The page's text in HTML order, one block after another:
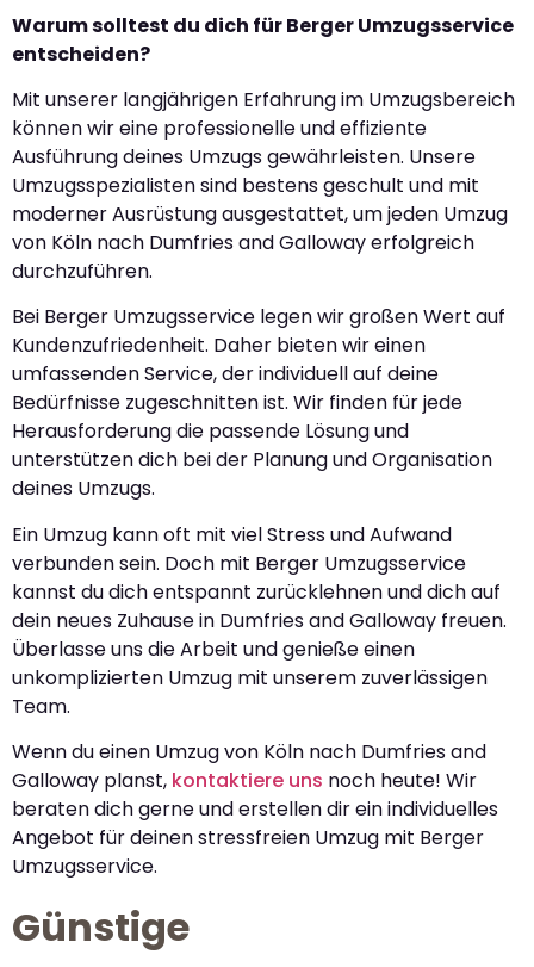
Warum solltest du dich für Berger Umzugsservice
entscheiden?
Mit unserer langjährigen Erfahrung im Umzugsbereich
können wir eine professionelle und effiziente
Ausführung deines Umzugs gewährleisten. Unsere
Umzugsspezialisten sind bestens geschult und mit
moderner Ausrüstung ausgestattet, um jeden Umzug
von Köln nach Dumfries and Galloway erfolgreich
durchzuführen.
Bei Berger Umzugsservice legen wir großen Wert auf
Kundenzufriedenheit. Daher bieten wir einen
umfassenden Service, der individuell auf deine
Bedürfnisse zugeschnitten ist. Wir finden für jede
Herausforderung die passende Lösung und
unterstützen dich bei der Planung und Organisation
deines Umzugs.
Ein Umzug kann oft mit viel Stress und Aufwand
verbunden sein. Doch mit Berger Umzugsservice
kannst du dich entspannt zurücklehnen und dich auf
dein neues Zuhause in Dumfries and Galloway freuen.
Überlasse uns die Arbeit und genieße einen
unkomplizierten Umzug mit unserem zuverlässigen
Team.
Wenn du einen Umzug von Köln nach Dumfries and
Galloway planst, kontaktiere uns noch heute! Wir
beraten dich gerne und erstellen dir ein individuelles
Angebot für deinen stressfreien Umzug mit Berger
Umzugsservice.
Günstige